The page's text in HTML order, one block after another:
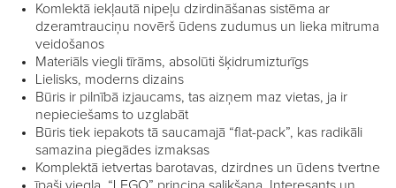
Komlektā iekļautā nipeļu dzirdināšanas sistēma ar
dzeramtrauciņu novērš ūdens zudumus un lieka mitruma
veidošanos
Materiāls viegli tīrāms, absolūti šķidrumizturīgs
Lielisks, moderns dizains
Būris ir pilnībā izjaucams, tas aizņem maz vietas, ja ir
nepieciešams to uzglabāt
Būris tiek iepakots tā saucamajā “flat-pack”, kas radikāli
samazina piegādes izmaksas
Komplektā ietvertas barotavas, dzirdnes un ūdens tvertne